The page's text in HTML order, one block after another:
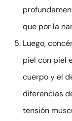
que por la
Luego,
piel con piel
cuerpo y el
diferencias
tensión